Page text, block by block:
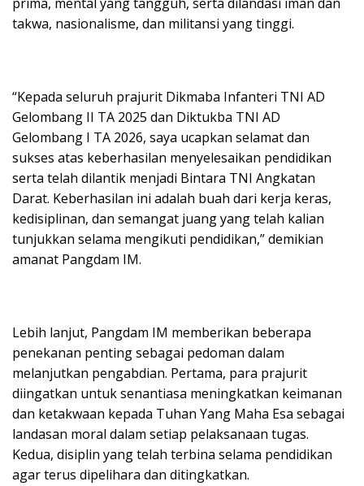
takwa, nasionalisme, dan militansi yang tinggi.
“Kepada seluruh prajurit Dikmaba Infanteri TNI AD
Gelombang II TA 2025 dan Diktukba TNI AD
Gelombang I TA 2026, saya ucapkan selamat dan
sukses atas keberhasilan menyelesaikan pendidikan
serta telah dilantik menjadi Bintara TNI Angkatan
Darat. Keberhasilan ini adalah buah dari kerja keras,
kedisiplinan, dan semangat juang yang telah kalian
tunjukkan selama mengikuti pendidikan,” demikian
amanat Pangdam IM.
Lebih lanjut, Pangdam IM memberikan beberapa
penekanan penting sebagai pedoman dalam
melanjutkan pengabdian. Pertama, para prajurit
diingatkan untuk senantiasa meningkatkan keimanan
dan ketakwaan kepada Tuhan Yang Maha Esa sebagai
landasan moral dalam setiap pelaksanaan tugas.
Kedua, disiplin yang telah terbina selama pendidikan
agar terus dipelihara dan ditingkatkan.